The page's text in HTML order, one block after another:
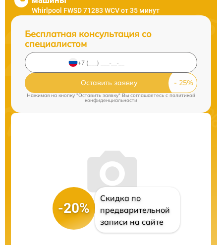
Whirlpool FWSD 71283 WCV от 35 минут
Бесплатная консультация со
специалистом
Оставить заявку
Нажимая на кнопку "Оставить заявку" Вы соглашаетесь c политикой
конфиденциальности
-20%
Скидка по
предварительной
записи на сайте